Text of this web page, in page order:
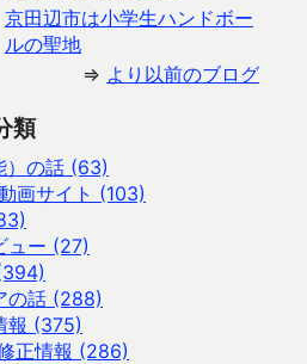
京田辺市は小学生ハンドボー
ルの聖地
⇒ より以前のブログ
類
）の話 (63)
画サイト (103)
ュー (27)
の話 (288)
報 (375)
正情報 (286)